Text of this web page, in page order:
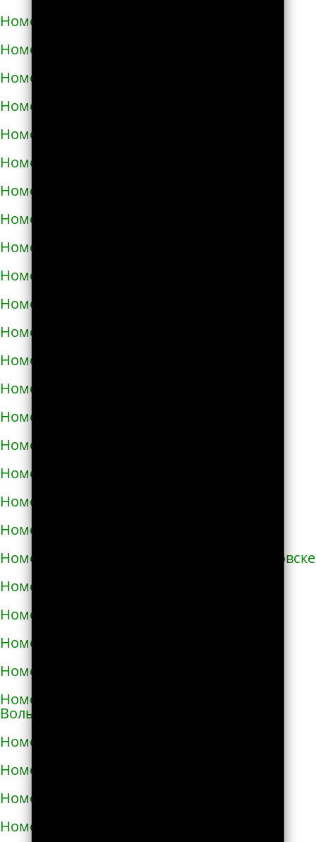
Номера телефонов такси в Богодухове
Номера телефонов такси в Богуславе
Номера телефонов такси в Болграде
Номера телефонов такси в Болехове
Номера телефонов такси в Борзне
Номера телефонов такси в Бориславе
Номера телефонов такси в Борисполе
Номера телефонов такси в Бородянке
Номера телефонов такси в Борщёве
Номера телефонов такси в Боярке
Номера телефонов такси в Броварах
Номера телефонов такси в Бродах
Номера телефонов такси в Бурштыне
Номера телефонов такси в Буче
Номера телефонов такси в Бучаче
Номера телефонов такси в Вараше
Номера телефонов такси в Васильевке
Номера телефонов такси в Василькове
Номера телефонов такси в Ватутино
Номера телефонов такси в Верхнеднепровске
Номера телефонов такси в Винниках
Номера телефонов такси в Виннице
Номера телефонов такси в Виноградове
Номера телефонов такси в Вишнёвом
Номера телефонов такси во Владимире-
Волынском
Номера телефонов такси в Вознесенске
Номера телефонов такси в Волочиске
Номера телефонов такси в Вольногорске
Номера телефонов такси в Вольнянске